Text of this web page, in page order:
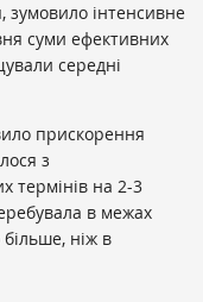
зумовило інтенсивне
суми ефективних
середні
прискорення
з
термінів на 2-3
в межах
ніж в